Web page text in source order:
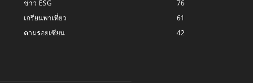
ข่าว ESG
76
เกรียนพาเที่ยว
61
ตามรอยเซียน
42